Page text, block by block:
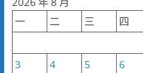
類
一
二 三 四
3
4 5 6